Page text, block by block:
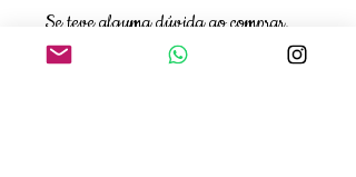
Se teve alguma dúvida ao comprar,
quer verificar disponibilidade de